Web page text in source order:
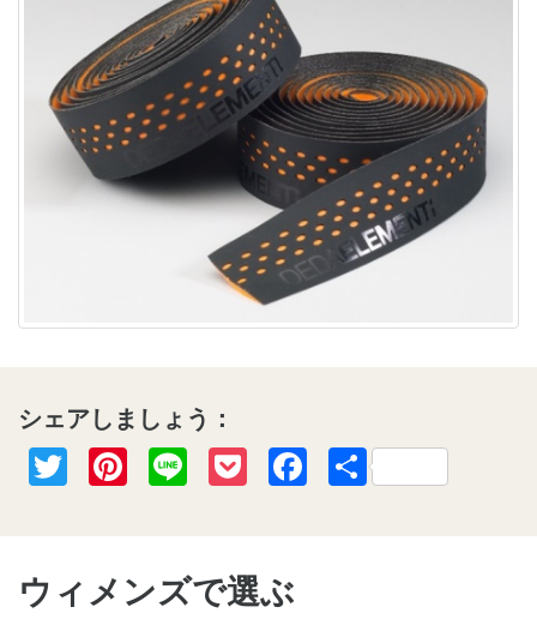
シェアしましょう：
TwitterPinterest
Line PocketFacebook
共
ウィメンズで選ぶ